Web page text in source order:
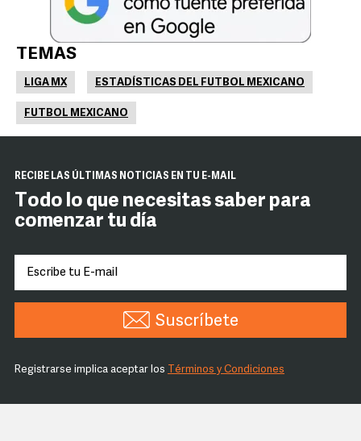
TEMAS
LIGA MX ESTADÍSTICAS DEL FUTBOL MEXICANO
FUTBOL MEXICANO
RECIBE LAS ÚLTIMAS NOTICIAS EN TU E-MAIL
Todo lo que necesitas saber para
comenzar tu día
Suscríbete
Registrarse implica aceptar los Términos y Condiciones